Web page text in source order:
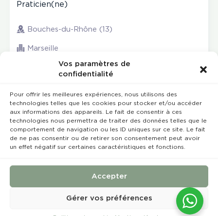
Vos paramètres de
confidentialité
Pour offrir les meilleures expériences, nous utilisons des
technologies telles que les cookies pour stocker et/ou accéder
aux informations des appareils. Le fait de consentir à ces
technologies nous permettra de traiter des données telles que le
comportement de navigation ou les ID uniques sur ce site. Le fait
de ne pas consentir ou de retirer son consentement peut avoir
un effet négatif sur certaines caractéristiques et fonctions.
Accepter
Gérer vos préférences
Praticien(ne)
Bouches-du-Rhône (13)
Marseille
Rempla’Dentaire © 2023 Tous droits réservés
Conception et réalisation :
Mentions légales